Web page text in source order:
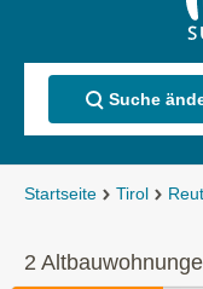
Suche
Startseite Tirol
2